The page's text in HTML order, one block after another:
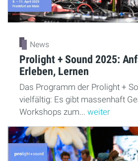
News
Prolight + Sound 2025:
Erleben, Lernen
Das Programm der Prolight +
vielfältig: Es gibt massenhaft
Workshops zum... weiter